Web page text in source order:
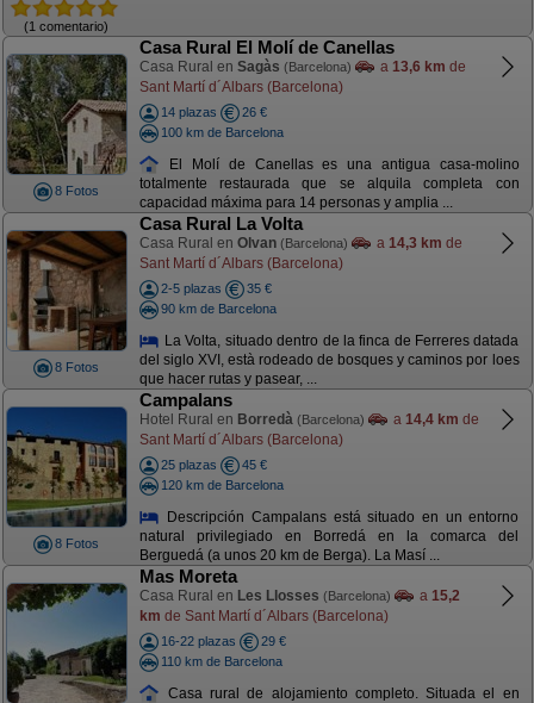
(1 comentario)
8 Fotos
Casa Rural El Molí de Canellas
Casa Rural en Sagàs (Barcelona) a 13,6 km de
Sant Martí d´Albars (Barcelona)
14 plazas
26 €
100 km de Barcelona
El Molí de Canellas es una antigua casa-molino
totalmente restaurada que se alquila completa con
capacidad máxima para 14 personas y amplia ...
8 Fotos
Casa Rural La Volta
Casa Rural en Olvan (Barcelona) a 14,3 km de
Sant Martí d´Albars (Barcelona)
2-5 plazas
35 €
90 km de Barcelona
La Volta, situado dentro de la finca de Ferreres datada
del siglo XVI, està rodeado de bosques y caminos por loes
que hacer rutas y pasear, ...
8 Fotos
Campalans
Hotel Rural en Borredà (Barcelona) a 14,4 km de
Sant Martí d´Albars (Barcelona)
25 plazas
45 €
120 km de Barcelona
Descripción Campalans está situado en un entorno
natural privilegiado en Borredá en la comarca del
Berguedá (a unos 20 km de Berga). La Masí ...
Mas Moreta
Casa Rural en Les Llosses (Barcelona) a 15,2
km de Sant Martí d´Albars (Barcelona)
16-22 plazas
29 €
110 km de Barcelona
Casa rural de alojamiento completo. Situada el en